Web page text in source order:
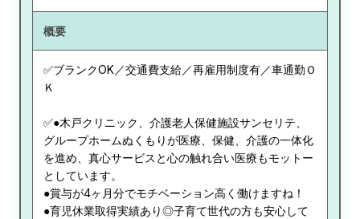
概要
✅ブランクOK／交通費支給／再雇用制度有／車通勤Ｏ
Ｋ
✅●木戸クリニック、介護老人保健施設サンセリテ、
グループホームぬくもりが医療、保健、介護の一体化
を進め、真心サービスと心の触れ合い医療もモットー
としています。
●賞与が4ヶ月分でモチベーション高く働けますね！
●育児休業取得実績あり◎子育て世代の方も安心して